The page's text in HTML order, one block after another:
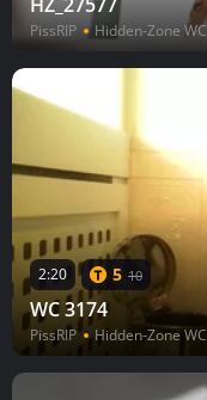
PissRIP Hidden-Zone WC
2:20 5 10
WC 3174
PissRIP Hidden-Zone WC